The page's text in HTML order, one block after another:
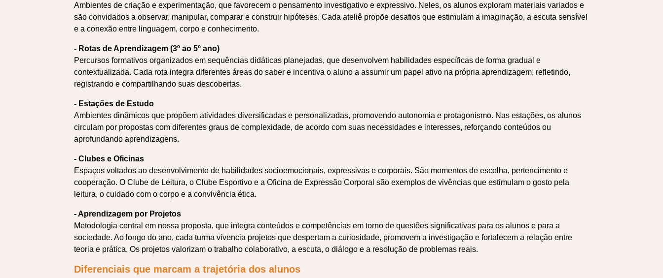
Ambientes de criação e experimentação, que favorecem o pensamento investigativo e expressivo. Neles, os alunos exploram materiais variados e
são convidados a observar, manipular, comparar e construir hipóteses. Cada ateliê propõe desafios que estimulam a imaginação, a escuta sensível
e a conexão entre linguagem, corpo e conhecimento.
- Rotas de Aprendizagem (3º ao 5º ano)
Percursos formativos organizados em sequências didáticas planejadas, que desenvolvem habilidades específicas de forma gradual e
contextualizada. Cada rota integra diferentes áreas do saber e incentiva o aluno a assumir um papel ativo na própria aprendizagem, refletindo,
registrando e compartilhando suas descobertas.
- Estações de Estudo
Ambientes dinâmicos que propõem atividades diversificadas e personalizadas, promovendo autonomia e protagonismo. Nas estações, os alunos
circulam por propostas com diferentes graus de complexidade, de acordo com suas necessidades e interesses, reforçando conteúdos ou
aprofundando aprendizagens.
- Clubes e Oficinas
Espaços voltados ao desenvolvimento de habilidades socioemocionais, expressivas e corporais. São momentos de escolha, pertencimento e
cooperação. O Clube de Leitura, o Clube Esportivo e a Oficina de Expressão Corporal são exemplos de vivências que estimulam o gosto pela
leitura, o cuidado com o corpo e a convivência ética.
- Aprendizagem por Projetos
Metodologia central em nossa proposta, que integra conteúdos e competências em torno de questões significativas para os alunos e para a
sociedade. Ao longo do ano, cada turma vivencia projetos que despertam a curiosidade, promovem a investigação e fortalecem a relação entre
teoria e prática. Os projetos valorizam o trabalho colaborativo, a escuta, o diálogo e a resolução de problemas reais.
Diferenciais que marcam a trajetória dos alunos